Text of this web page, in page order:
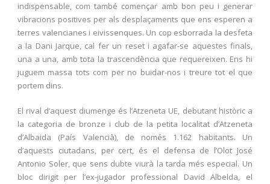
indispensable, com també començar amb bon peu i generar
vibracions positives per als desplaçaments que ens esperen a
terres valencianes i eivissenques. Un cop esborrada la desfeta
a la Dani Jarque, cal fer un reset i agafar-se aquestes finals,
una a una, amb tota la trascendència que requereixen. Ens hi
juguem massa tots com per no buidar-nos i treure tot el que
portem dins.
El rival d’aquest diumenge és l’Atzeneta UE, debutant històric a
la categoria de bronze i club de la petita localitat d’Atzeneta
d’Albaida (País Valencià), de només 1.162 habitants. Un
d’aquests ciutadans, per cert, és el defensa de l’Olot José
Antonio Soler, que sens dubte viurà la tarda més especial. Un
bloc dirigit per l’ex-jugador professional David Albelda, el